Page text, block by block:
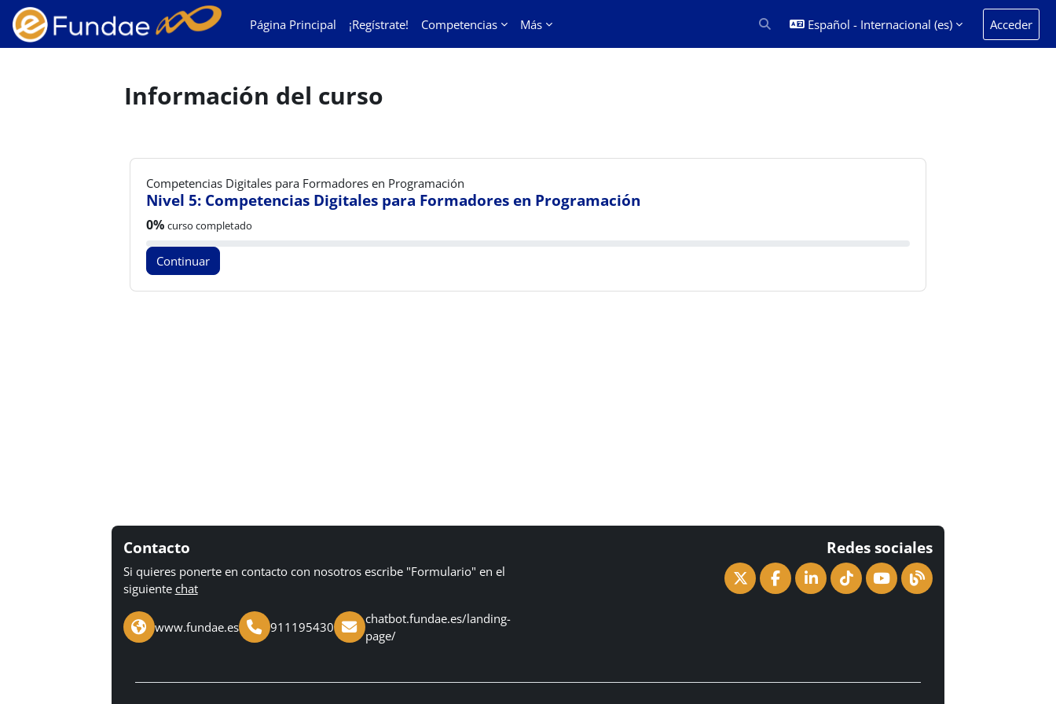
Salta al contenido principal
Página Principal
¡Regístrate! Competencias Más Selector de búsqueda de entrada
Español - Internacional ‎(es)‎ Acceder
Información del curso
Competencias Digitales para Formadores en Programación
Nivel 5: Competencias Digitales para Formadores en Programación
Progreso del curso:
0% curso completado
Continuar
Contacto
Si quieres ponerte en contacto con nosotros escribe "Formulario" en el
siguiente chat
www.fundae.es 911195430
chatbot.fundae.es/landing-
page/
Redes sociales